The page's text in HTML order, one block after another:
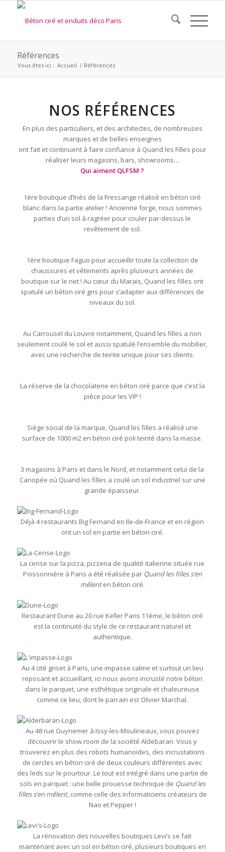
Références
Vous êtes ici : Accueil / Références
NOS RÉFÉRENCES
En plus des particuliers, et des architectes, de nombreuses
marques et de belles enseignes
ont fait et continuent à faire confiance à Quand les Filles pour
réaliser leurs magasins, bars, showrooms…
Qui aiment QLFSM ?
1ère boutique d’Inès de la Fressange réalisé en béton ciré
blanc dans la partie atelier ! Ancienne forge, nous sommes
parties d’un sol à ragréer pour couler par-dessus le
revêtement de sol.
1ère boutique Faguo pour accueillir toute la collection de
chaussures et vêtements après plusieurs années de
boutique sur le net ! Au cœur du Marais, Quand les filles ont
spatulé un béton ciré gris pour s’adapter aux différences de
niveaux du sol.
Au Carrousel du Louvre notamment, Quand les filles a non
seulement coulé le sol et aussi spatulé l’ensemble du mobilier,
avec une recherche de teinte unique pour ses clients.
La réserve de la chocolaterie en béton ciré parce que c’est la
pièce pour les VIP !
Siège social de la marque, Quand les filles a réalisé une
surface de 1000 m2 en béton ciré poli teinté dans la masse.
3 magasins à Paris et dans le Nord, et notamment celui de la
Canopée où Quand les filles a coulé un sol industriel sur une
grande épaisseur.
Déjà 4 restaurants Big Fernand en Ile-de-France et en région
ont un sol en partie en béton ciré.
La cerise sur la pizza, pizzeria de qualité italienne située rue
Poissonnière à Paris a été réalisée par Quand les filles s’en
mêlenten béton ciré.
Restaurant Dune au 20 rue Keller Paris 11ème, le béton ciré
est la continuité du style de ce restaurant naturel et
authentique.
Au 4 cité griset à Paris, une impasse calme et surtout un lieu
reposant et accueillant, ici nous avons incrusté notre béton
dans le parquet, une esthétique originale et chaleureuse
comme ce lieu, dont le parrain est Olivier Marchal.
Au 48 rue Guynemer à Issy-les-Moulineaux, vous pouvez
découvrir le show room de la société Aldebaran. Vous y
trouverez en plus des robots humanoïdes, des incrustations
de cercles en béton ciré de deux couleurs différentes avec
des leds sur le pourtour. Le tout est intégré dans une partie de
sols en parquet : une belle prouesse technique de Quand les
filles s’en mêlent, comme celle des informaticiens créateurs de
Nao et Pepper !
La rénovation des nouvelles boutiques Levi’s se fait
maintenant avec un sol en béton ciré, plusieurs boutiques en